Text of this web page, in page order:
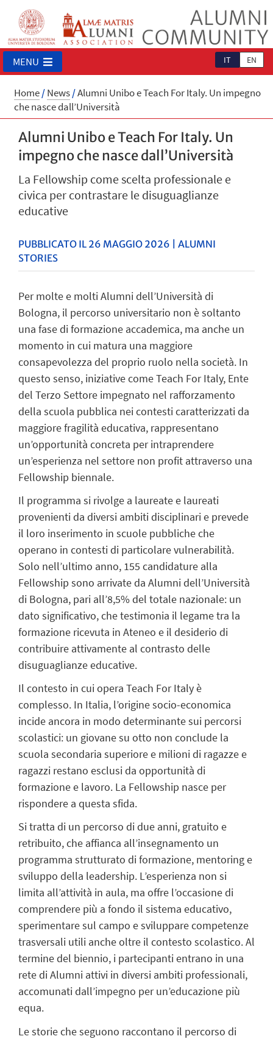
IT EN
MENU
Home/News/Alumni Unibo e Teach For Italy. Un impegno
che nasce dall’Università
Alumni Unibo e Teach For Italy. Un
impegno che nasce dall’Università
La Fellowship come scelta professionale e
civica per contrastare le disuguaglianze
educative
PUBBLICATO IL 26 MAGGIO 2026 | ALUMNI
STORIES
Per molte e molti Alumni dell’Università di
Bologna, il percorso universitario non è soltanto
una fase di formazione accademica, ma anche un
momento in cui matura una maggiore
consapevolezza del proprio ruolo nella società. In
questo senso, iniziative comeTeach ForItaly, Ente
del Terzo Settore impegnato nel rafforzamento
della scuola pubblica nei contesti caratterizzati da
maggiore fragilità educativa, rappresentano
un’opportunità concreta per intraprendere
un’esperienza nel settore non profit attraverso una
Fellowship biennale.
Il programma si rivolge a laureate e laureati
provenienti da diversi ambiti disciplinari e prevede
il loro inserimento in scuole pubbliche che
operano in contesti di particolare vulnerabilità.
Solo nell’ultimo anno, 155 candidature alla
Fellowship sono arrivate da Alumni dell’Università
di Bologna, pari all’8,5% del totale nazionale: un
dato significativo, che testimonia il legame tra la
formazione ricevuta in Ateneo e il desiderio di
contribuire attivamente al contrasto delle
disuguaglianze educative.
Il contesto in cui opera Teach ForItalyè
complesso. In Italia, l’originesocio-economica
incide ancora in modo determinante sui percorsi
scolastici: un giovane su otto non conclude la
scuola secondaria superiore e milioni di ragazze e
ragazzi restano esclusi da opportunità di
formazione e lavoro. La Fellowship nasce per
rispondere a questa sfida.
Si tratta di un percorso di due anni, gratuito e
retribuito, che affianca all’insegnamento un
programma strutturato di formazione, mentoring e
sviluppo della leadership. L’esperienza non si
limita all’attività in aula, ma offre l’occasione di
comprendere più a fondo il sistema educativo,
sperimentare sul campo e sviluppare competenze
trasversali utili anche oltre il contesto scolastico. Al
termine del biennio, i partecipanti entrano in una
rete di Alumni attivi in diversi ambiti professionali,
accomunati dall’impegno per un’educazione più
equa.
Le storie che seguono raccontano il percorso di